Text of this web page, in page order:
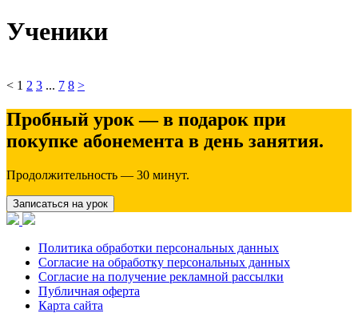
Ученики
< 1 2 3 ... 7 8 >
Пробный урок — в подарок при
покупке абонемента в день занятия.
Продолжительность — 30 минут.
Записаться на урок
Политика обработки персональных данных
Согласие на обработку персональных данных
Согласие на получение рекламной рассылки
Публичная оферта
Карта сайта